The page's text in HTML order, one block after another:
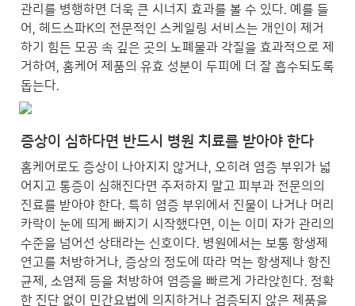
관리를 병행하면 더욱 큰 시너지 효과를 볼 수 있다. 예를 들
어, 헤드스파K의 전문적인 스케일링 서비스는 개인이 제거
하기 힘든 모공 속 깊은 곳의 노폐물과 각질을 효과적으로 제
거하여, 홈케어 제품의 유효 성분이 두피에 더 잘 흡수되도록
돕는다.
증상이 심하다면 반드시 병원 치료를 받아야 한다
홈케어로도 증상이 나아지지 않거나, 오히려 염증 부위가 넓
어지고 통증이 심해진다면 주저하지 말고 피부과 전문의의
진료를 받아야 한다. 특히 염증 부위에서 진물이 나거나 머리
카락이 눈에 띄게 빠지기 시작했다면, 이는 이미 자가 관리의
수준을 넘어선 상태라는 신호이다. 병원에서는 보통 항생제
연고를 처방하거나, 증상의 정도에 따라 먹는 항생제나 항진
균제, 소염제 등을 처방하여 염증을 빠르게 가라앉힌다. 정확
한 진단 없이 민간요법에 의지하거나 검증되지 않은 제품을